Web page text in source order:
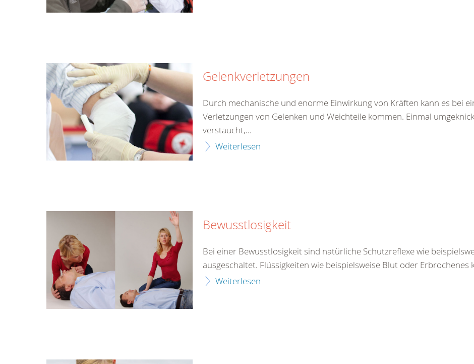
Gelenkverletzungen
Durch mechanische und enorme Einwirkung von Kräften kann es bei
Verletzungen von Gelenken und Weichteile kommen. Einmal
verstaucht,…
Weiterlesen
Bewusstlosigkeit
Bei einer Bewusstlosigkeit sind natürliche Schutzreflexe wie
ausgeschaltet. Flüssigkeiten wie beispielsweise Blut oder
Weiterlesen